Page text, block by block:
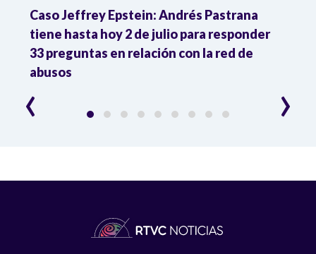
Caso Jeffrey Epstein: Andrés Pastrana
tiene hasta hoy 2 de julio para responder
33 preguntas en relación con la red de
abusos
‹ ›